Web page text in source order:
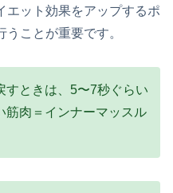
エット効果をアップするポ
ことが重要です。
すときは、5〜7秒ぐらい
筋肉＝インナーマッスル